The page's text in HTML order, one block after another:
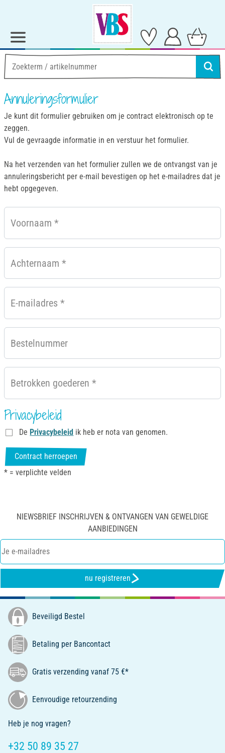
Annuleringsformulier
Je kunt dit formulier gebruiken om je contract elektronisch op te
zeggen.
Vul de gevraagde informatie in en verstuur het formulier.
Na het verzenden van het formulier zullen we de ontvangst van je
annuleringsbericht per e-mail bevestigen op het e-mailadres dat je
hebt opgegeven.
Voornaam *
Achternaam *
E-mailadres *
Bestelnummer
Betrokken goederen *
Privacybeleid
De Privacybeleid ik heb er nota van genomen.
Contract herroepen
* = verplichte velden
NIEWSBRIEF INSCHRIJVEN & ONTVANGEN VAN GEWELDIGE
AANBIEDINGEN
nu registreren
Beveiligd Bestel
Betaling per Bancontact
Gratis verzending vanaf 75 €*
Eenvoudige retourzending
Heb je nog vragen?
+32 50 89 35 27